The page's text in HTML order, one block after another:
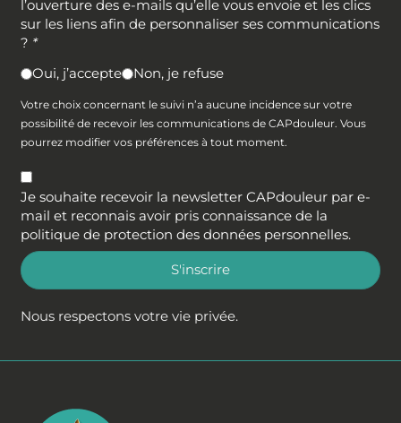
l’ouverture des e-mails qu’elle vous envoie et les clics
sur les liens afin de personnaliser ses communications
? *
Oui, j’accepte
Non, je refuse
Votre choix concernant le suivi n’a aucune incidence sur votre
possibilité de recevoir les communications de CAPdouleur. Vous
pourrez modifier vos préférences à tout moment.
Je souhaite recevoir la newsletter CAPdouleur par e-
mail et reconnais avoir pris connaissance de la
politique de protection des données personnelles.
S'inscrire
Nous respectons votre vie privée.